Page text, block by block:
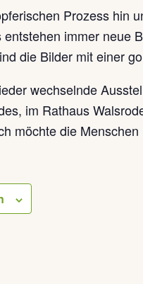
Prozess hin
immer neue
die Bilder mit einer
wechselnde
im Rathaus
möchte die